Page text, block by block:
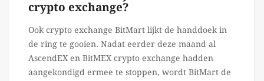
crypto exchange?
Ook crypto exchange BitMart lijkt de handdoek in
de ring te gooien. Nadat eerder deze maand al
AscendEX en BitMEX crypto exchange hadden
aangekondigd ermee te stoppen, wordt BitMart de